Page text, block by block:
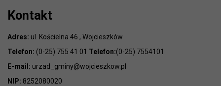
Kontakt
Adres: ul. Kościelna 46 , Wojcieszków
Telefon: (0-25) 755 41 01 Telefon:(0-25) 7554101
E-mail: urzad_gminy@wojcieszkow.pl
NIP: 8252080020